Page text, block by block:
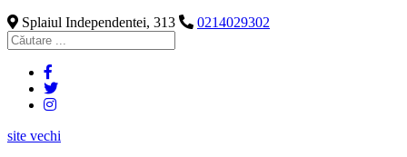
Splaiul Independentei, 313
0214029302
site vechi